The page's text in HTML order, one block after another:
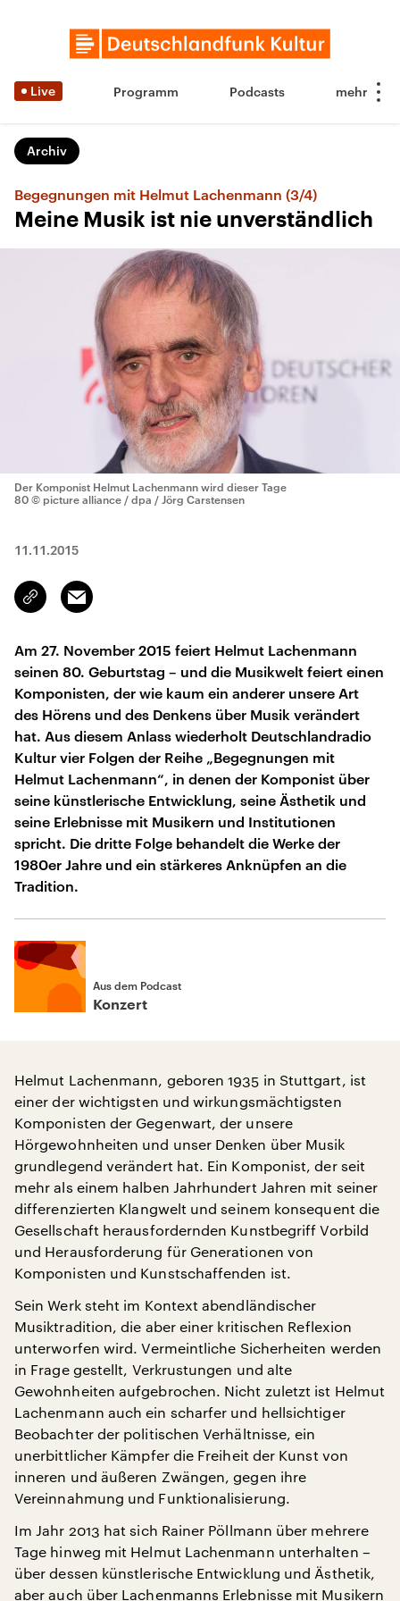
Live Programm Podcasts
Archiv
Begegnungen mit Helmut Lachenmann (3/4)
Meine Musik ist nie unverständlich
Der Komponist Helmut Lachenmann wird dieser Tage
80 © picture alliance / dpa / Jörg Carstensen
11.11.2015
Link
kopieren/teilen
Email
Am 27. November 2015 feiert Helmut Lachenmann
seinen 80. Geburtstag – und die Musikwelt feiert einen
Komponisten, der wie kaum ein anderer unsere Art
des Hörens und des Denkens über Musik verändert
hat. Aus diesem Anlass wiederholt Deutschlandradio
Kultur vier Folgen der Reihe „Begegnungen mit
Helmut Lachenmann“, in denen der Komponist über
seine künstlerische Entwicklung, seine Ästhetik und
seine Erlebnisse mit Musikern und Institutionen
spricht. Die dritte Folge behandelt die Werke der
1980er Jahre und ein stärkeres Anknüpfen an die
Tradition.
Aus dem Podcast
Konzert
Helmut Lachenmann, geboren 1935 in Stuttgart, ist
einer der wichtigsten und wirkungsmächtigsten
Komponisten der Gegenwart, der unsere
Hörgewohnheiten und unser Denken über Musik
grundlegend verändert hat. Ein Komponist, der seit
mehr als einem halben Jahrhundert Jahren mit seiner
differenzierten Klangwelt und seinem konsequent die
Gesellschaft herausfordernden Kunstbegriff Vorbild
und Herausforderung für Generationen von
Komponisten und Kunstschaffenden ist.
Sein Werk steht im Kontext abendländischer
Musiktradition, die aber einer kritischen Reflexion
unterworfen wird. Vermeintliche Sicherheiten werden
in Frage gestellt, Verkrustungen und alte
Gewohnheiten aufgebrochen. Nicht zuletzt ist Helmut
Lachenmann auch ein scharfer und hellsichtiger
Beobachter der politischen Verhältnisse, ein
unerbittlicher Kämpfer die Freiheit der Kunst von
inneren und äußeren Zwängen, gegen ihre
Vereinnahmung und Funktionalisierung.
Im Jahr 2013 hat sich Rainer Pöllmann über mehrere
Tage hinweg mit Helmut Lachenmann unterhalten –
über dessen künstlerische Entwicklung und Ästhetik,
aber auch über Lachenmanns Erlebnisse mit Musikern